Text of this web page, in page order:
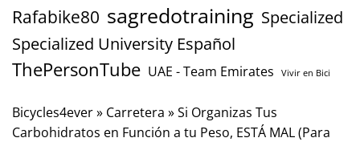
Rafabike80 sagredotraining Specialized
Specialized University Español
ThePersonTube UAE - Team Emirates Vivir en Bici
Bicycles4ever» Carretera »Si Organizas Tus
Carbohidratos en Función a tu Peso, ESTÁ MAL (Para